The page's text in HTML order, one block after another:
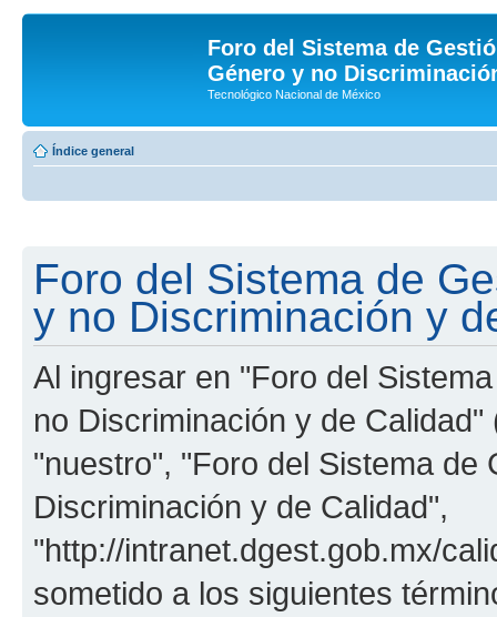
Foro del Sistema de
Género y no
Tecnológico Nacional de México
Índice general
Foro del Sistema de
y no Discriminación y
Al ingresar en "Foro del
no Discriminación y de
"nuestro", "Foro del Sistema de
Discriminación y de Calidad",
"http://intranet.dgest.gob.mx/
sometido a los siguientes